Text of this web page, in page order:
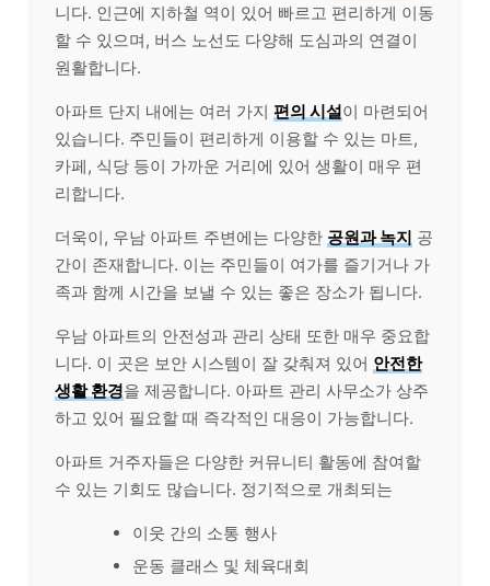
니다. 인근에 지하철 역이 있어 빠르고 편리하게 이동
할 수 있으며, 버스 노선도 다양해 도심과의 연결이
원활합니다.
아파트 단지 내에는 여러 가지 편의 시설이 마련되어
있습니다. 주민들이 편리하게 이용할 수 있는 마트,
카페, 식당 등이 가까운 거리에 있어 생활이 매우 편
리합니다.
더욱이, 우남 아파트 주변에는 다양한 공원과 녹지 공
간이 존재합니다. 이는 주민들이 여가를 즐기거나 가
족과 함께 시간을 보낼 수 있는 좋은 장소가 됩니다.
우남 아파트의 안전성과 관리 상태 또한 매우 중요합
니다. 이 곳은 보안 시스템이 잘 갖춰져 있어 안전한
생활 환경을 제공합니다. 아파트 관리 사무소가 상주
하고 있어 필요할 때 즉각적인 대응이 가능합니다.
아파트 거주자들은 다양한 커뮤니티 활동에 참여할
수 있는 기회도 많습니다. 정기적으로 개최되는
이웃 간의 소통 행사
운동 클래스 및 체육대회